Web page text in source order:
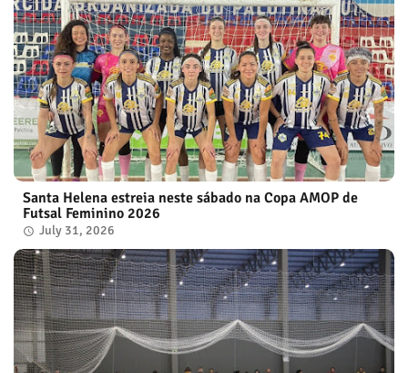
Santa Helena estreia neste sábado na Copa AMOP de
Futsal Feminino 2026
July 31, 2026